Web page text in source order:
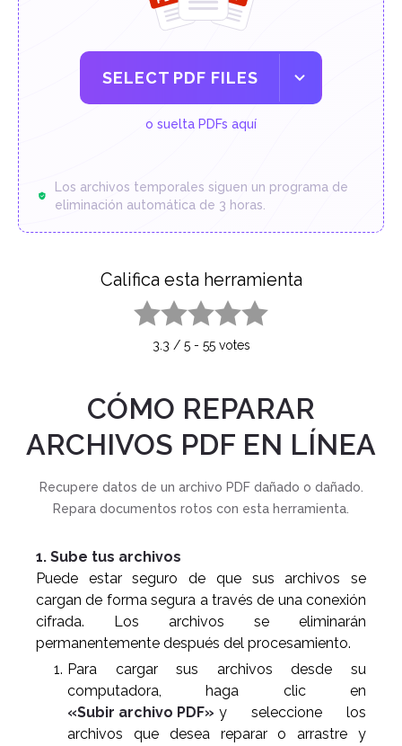
SELECT PDF FILES
o suelta PDFs aquí
Los archivos temporales siguen un programa de
eliminación automática de 3 horas.
Califica esta herramienta
3.3 / 5- 55votes
CÓMO REPARAR
ARCHIVOS PDF EN LÍNEA
Recupere datos de un archivo PDF dañado o dañado.
Repara documentos rotos con esta herramienta.
1. Sube tus archivos
Puede estar seguro de que sus archivos se
cargan de forma segura a través de una conexión
cifrada. Los archivos se eliminarán
permanentemente después del procesamiento.
Para cargar sus archivos desde su
computadora, haga clic en
«Subir archivo PDF» y seleccione los
archivos que desea reparar o arrastre y